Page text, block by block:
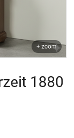
+ zoom
1880